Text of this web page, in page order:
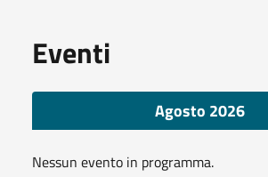
Eventi
Agosto 2026
Nessun evento in programma.